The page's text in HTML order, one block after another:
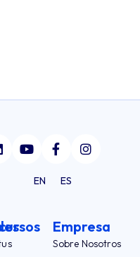
EN ES
Empresa
Sobre Nosotros